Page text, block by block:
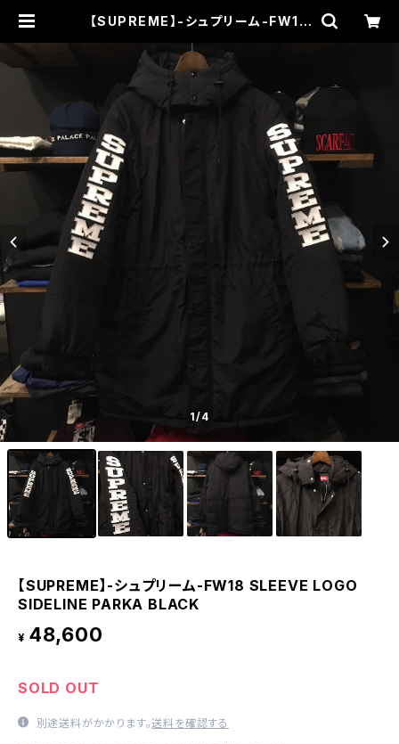
【SUPREME】-シュプリーム-FW18
A BLACK | THEHOOD
1/4
【SUPREME】-シュプリーム-FW18 SLEEVE LOGO
SIDELINE PARKA BLACK
¥ 48,600
SOLD OUT
別途送料がかかります。送料を確認する